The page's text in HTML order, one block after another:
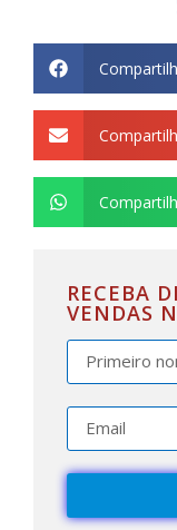
RECEBA
VENDAS